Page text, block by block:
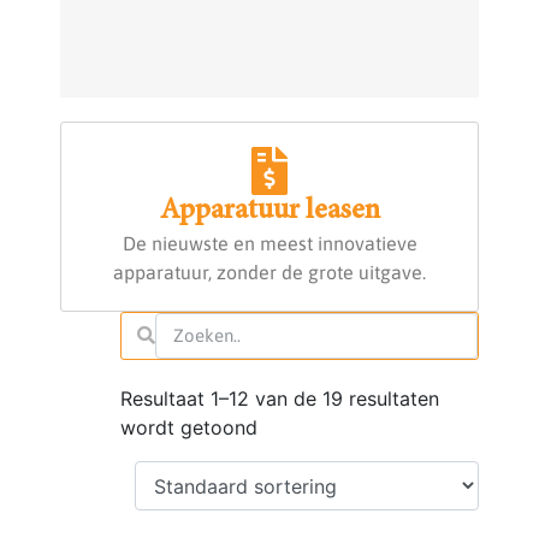
Apparatuur leasen
De nieuwste en meest innovatieve
apparatuur, zonder de grote uitgave.
Resultaat 1–12 van de 19 resultaten
wordt getoond